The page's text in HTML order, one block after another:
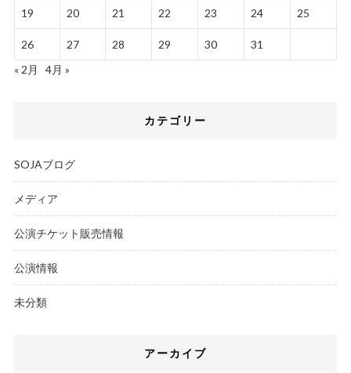
19 20 21 22 23 24 25
26 27 28 29 30
31
« 2月
4月 »
カテゴリー
SOJAブログ
メディア
公演チケット販売情報
公演情報
未分類
アーカイブ